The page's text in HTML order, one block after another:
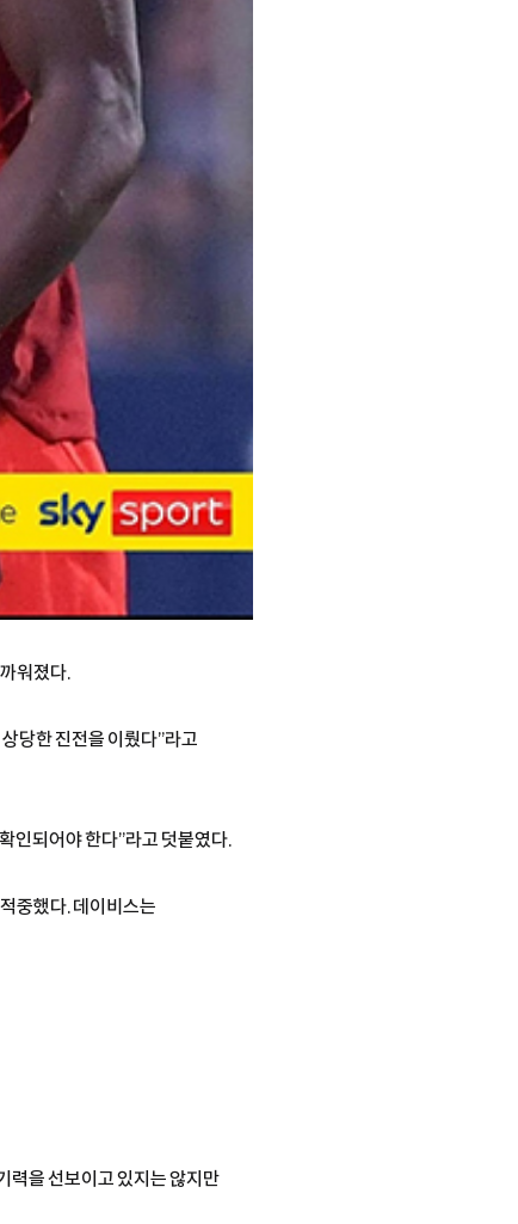
워졌다.
당한 진전을 이뤘다”라고
인되어야 한다”라고 덧붙였다.
중했다. 데이비스는
력을 선보이고 있지는 않지만